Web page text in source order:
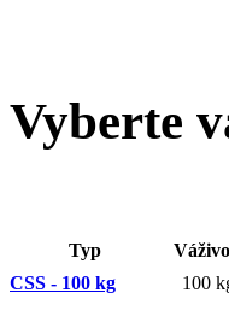
Vyberte
Typ
CSS - 100 kg
100